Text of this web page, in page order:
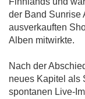
der Band Sunrise
ausverkauften
Alben mitwirkte.
Nach der
neues Kapitel als
spontanen Live-